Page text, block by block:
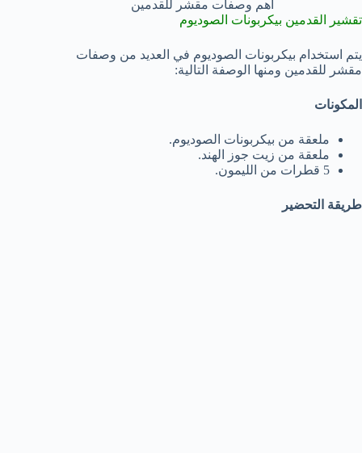
أهم وصفات مقشر للقدمين
تقشير القدمين بيكربونات الصوديوم
يتم استخدام بيكربونات الصوديوم في العديد من وصفات
مقشر للقدمين ومنها الوصفة التالية:
المكونات
ملعقة من بيكربونات الصوديوم.
ملعقة من زيت جوز الهند.
5 قطرات من الليمون.
طريقة التحضير